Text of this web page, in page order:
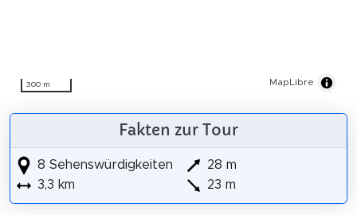
300 m MapLibre
Fakten zur Tour
8 Sehenswürdigkeiten
3,3 km
28 m
23 m